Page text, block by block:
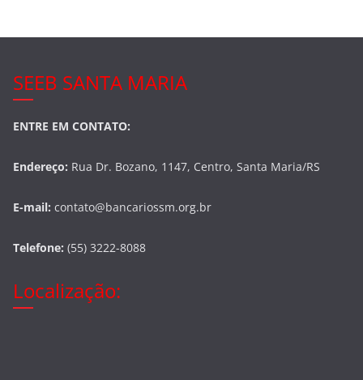
SEEB SANTA MARIA
ENTRE EM CONTATO:
Endereço: Rua Dr. Bozano, 1147, Centro, Santa Maria/RS
E-mail: contato@bancariossm.org.br
Telefone: (55) 3222-8088
Localização: